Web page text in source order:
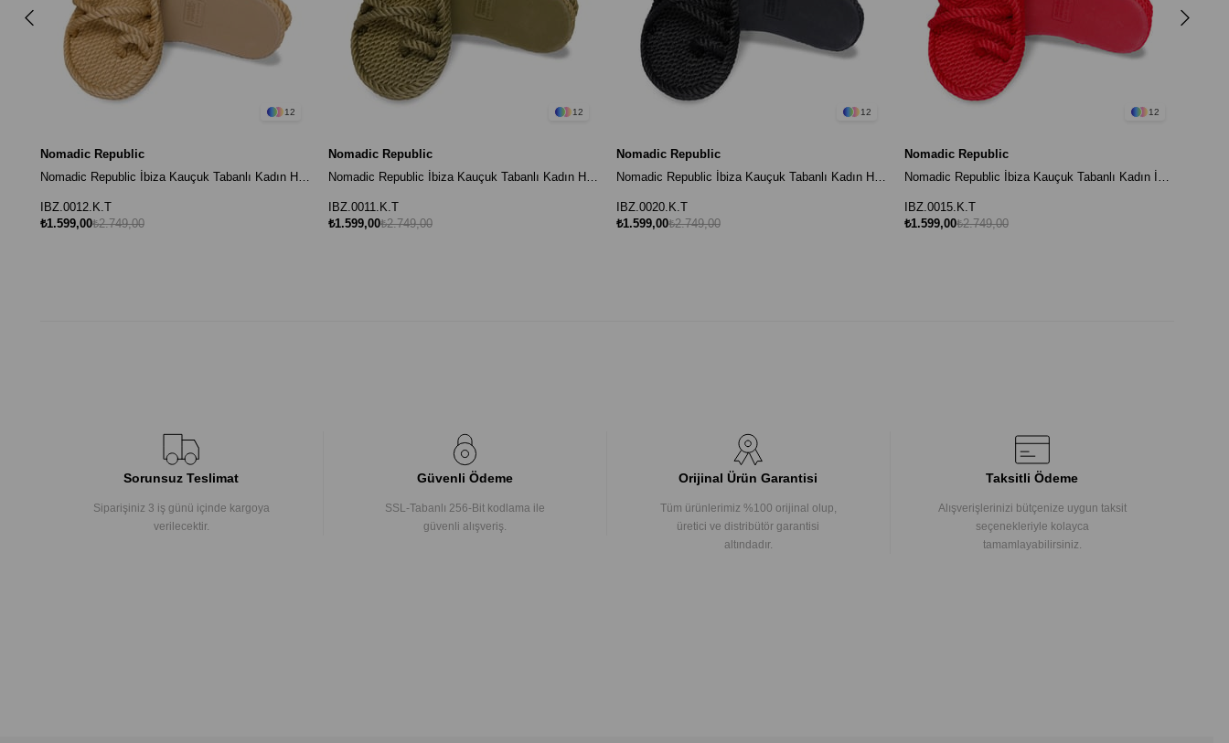
12
Nomadic Republic
Nomadic Republic İbiza Kauçuk Tabanlı Kadın Halat Sandalet - Bej
IBZ.0012.K.T
₺1.599,00₺2.749,00
12
Nomadic Republic
Nomadic Republic İbiza Kauçuk Tabanlı Kadın Halat Sandalet Haki
IBZ.0011.K.T
₺1.599,00₺2.749,00
12
Nomadic Republic
Nomadic Republic İbiza Kauçuk Tabanlı Kadın Halat Sandalet Siyah
IBZ.0020.K.T
₺1.599,00₺2.749,00
12
Nomadic Republic
Nomadic Republic İbiza Kauçuk Tabanlı Kadın İp Sandalet Kırmızı
IBZ.0015.K.T
₺1.599,00₺2.749,00
Sorunsuz Teslimat
Siparişiniz 3 iş günü içinde kargoya
verilecektir.
Güvenli Ödeme
SSL-Tabanlı 256-Bit kodlama ile
güvenli alışveriş.
Orijinal Ürün Garantisi
Tüm ürünlerimiz %100 orijinal olup,
üretici ve distribütör garantisi
altındadır.
Taksitli Ödeme
Alışverişlerinizi bütçenize uygun taksit
seçenekleriyle kolayca
tamamlayabilirsiniz.